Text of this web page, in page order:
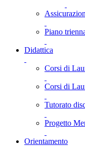
Piano
Didattica
Corsi di
Corsi di
Tutorato
Progetto
Orientamento